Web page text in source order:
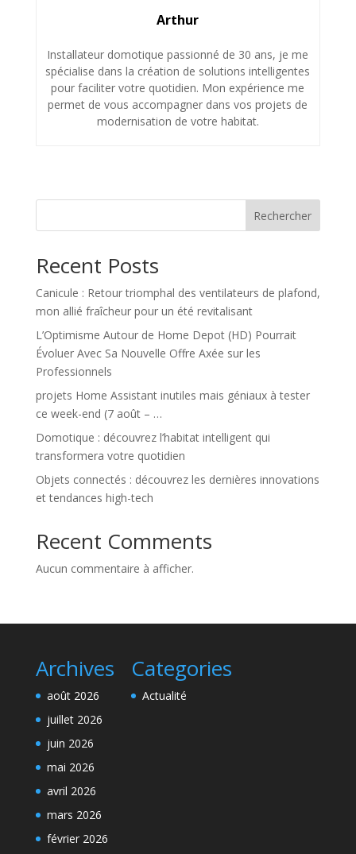
Arthur
Installateur domotique passionné de 30 ans, je me
spécialise dans la création de solutions intelligentes
pour faciliter votre quotidien. Mon expérience me
permet de vous accompagner dans vos projets de
modernisation de votre habitat.
Rechercher
Recent Posts
Canicule : Retour triomphal des ventilateurs de plafond,
mon allié fraîcheur pour un été revitalisant
L’Optimisme Autour de Home Depot (HD) Pourrait
Évoluer Avec Sa Nouvelle Offre Axée sur les
Professionnels
projets Home Assistant inutiles mais géniaux à tester
ce week-end (7 août – …
Domotique : découvrez l’habitat intelligent qui
transformera votre quotidien
Objets connectés : découvrez les dernières innovations
et tendances high-tech
Recent Comments
Aucun commentaire à afficher.
Archives
août 2026
juillet 2026
juin 2026
mai 2026
avril 2026
mars 2026
février 2026
Categories
Actualité